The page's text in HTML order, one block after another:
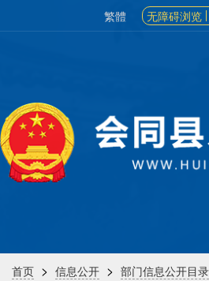
繁體 无障碍浏览
首页 > 信息公开 > 部门信息公开目录